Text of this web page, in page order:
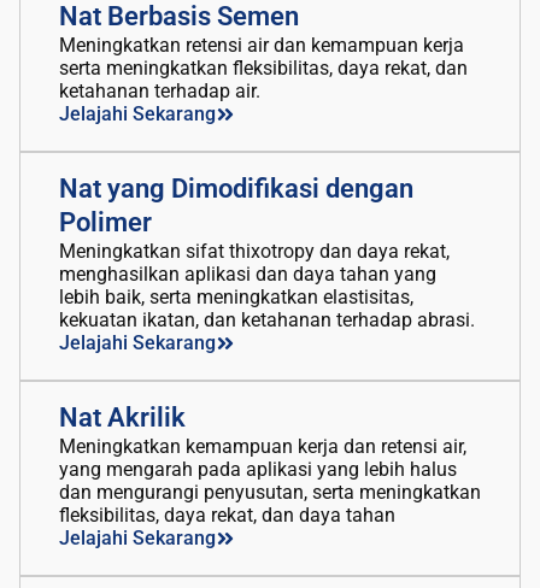
Nat Berbasis Semen
Meningkatkan retensi air dan kemampuan kerja
serta meningkatkan fleksibilitas, daya rekat, dan
ketahanan terhadap air.
Jelajahi Sekarang
Nat yang Dimodifikasi dengan
Polimer
Meningkatkan sifat thixotropy dan daya rekat,
menghasilkan aplikasi dan daya tahan yang
lebih baik, serta meningkatkan elastisitas,
kekuatan ikatan, dan ketahanan terhadap abrasi.
Jelajahi Sekarang
Nat Akrilik
Meningkatkan kemampuan kerja dan retensi air,
yang mengarah pada aplikasi yang lebih halus
dan mengurangi penyusutan, serta meningkatkan
fleksibilitas, daya rekat, dan daya tahan
Jelajahi Sekarang